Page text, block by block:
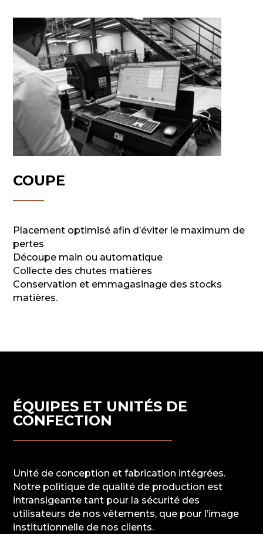
COUPE
Placement optimisé afin d’éviter le maximum de
pertes
Découpe main ou automatique
Collecte des chutes matières
Conservation et emmagasinage des stocks
matières.
ÉQUIPES ET UNITÉS DE
CONFECTION
Unité de conception et fabrication intégrées.
Notre politique de qualité de production est
intransigeante tant pour la sécurité des
utilisateurs de nos vêtements, que pour l’image
institutionnelle de nos clients.